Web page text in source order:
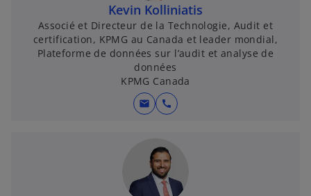
Kevin Kolliniatis
Associé et Directeur de la Technologie, Audit et
certification, KPMG au Canada et leader mondial,
Plateforme de données sur l’audit et analyse de
données
KPMG Canada
mail call